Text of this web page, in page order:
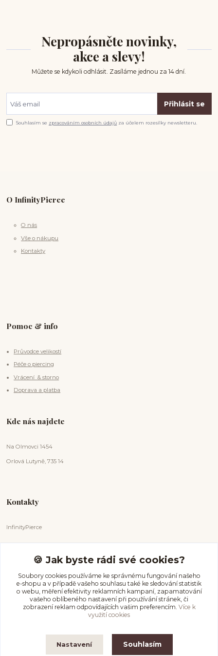
Nepropásněte novinky,
akce a slevy!
Můžete se kdykoli odhlásit. Zasíláme jednou za 14 dní.
Přihlásit se
Souhlasím se zpracováním osobních údajů za účelem rozesílky newsletteru.
O InfinityPierce
O nás
Vše o nákupu
Kontakty
Pomoc & info
Průvodce velikostí
Péče o piercing
Vrácení & storno
Doprava a platba
Kde nás najdete
Na Olmovci 1454
Orlová Lutyně, 735 14
Kontakty
InfinityPierce
+420 731 681 038
(Po-Ne, 9-18 hod.)
info@infinitypierce.cz
🍪 Jak byste rádi své cookies?
Soubory cookies používáme ke správnému fungování našeho
e-shopu a v případě vašeho souhlasu také ke sledování statistik
o webu, měření efektivity reklamních kampaní, zapamatování
vašeho oblíbeného nastavení při používání stránek, či
zobrazení reklam odpovídajících vašim preferencím. Více k
využití cookies
Nastavení Souhlasím